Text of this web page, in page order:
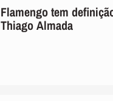
Flamengo tem
Thiago Almada